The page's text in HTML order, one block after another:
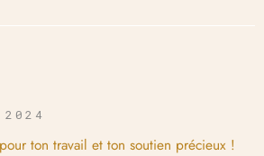
2024
ton travail et ton soutien précieux !